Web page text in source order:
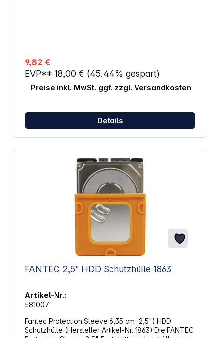
Kofferdeckel befestigt Die Schrauben sind im
Lieferumfang enthalten
9,82 €
EVP** 18,00 € (45.44% gespart)
Preise inkl. MwSt. ggf. zzgl. Versandkosten
Details
FANTEC 2,5" HDD Schutzhülle 1863
Artikel-Nr.:
581007
Fantec Protection Sleeve 6,35 cm (2,5") HDD
Schutzhülle (Hersteller Artikel-Nr. 1863) Die FANTEC